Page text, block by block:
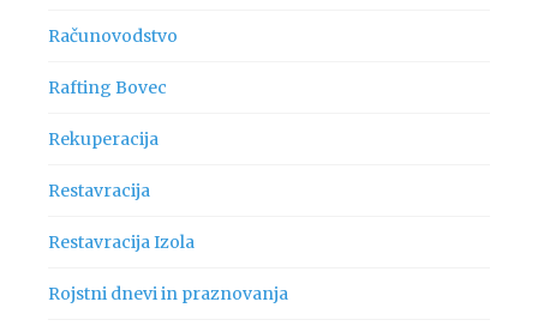
Računovodstvo
Rafting Bovec
Rekuperacija
Restavracija
Restavracija Izola
Rojstni dnevi in praznovanja